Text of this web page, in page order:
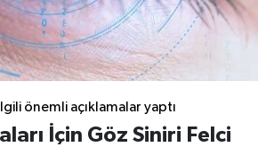
önemli açıklamalar yaptı
İçin Göz Siniri Felci